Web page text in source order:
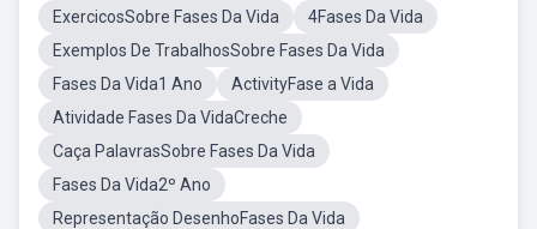
ExercicosSobre Fases Da Vida
4Fases Da Vida
Exemplos De TrabalhosSobre Fases Da Vida
Fases Da Vida1 Ano
ActivityFase a Vida
Atividade Fases Da VidaCreche
Caça PalavrasSobre Fases Da Vida
Fases Da Vida2º Ano
Representação DesenhoFases Da Vida